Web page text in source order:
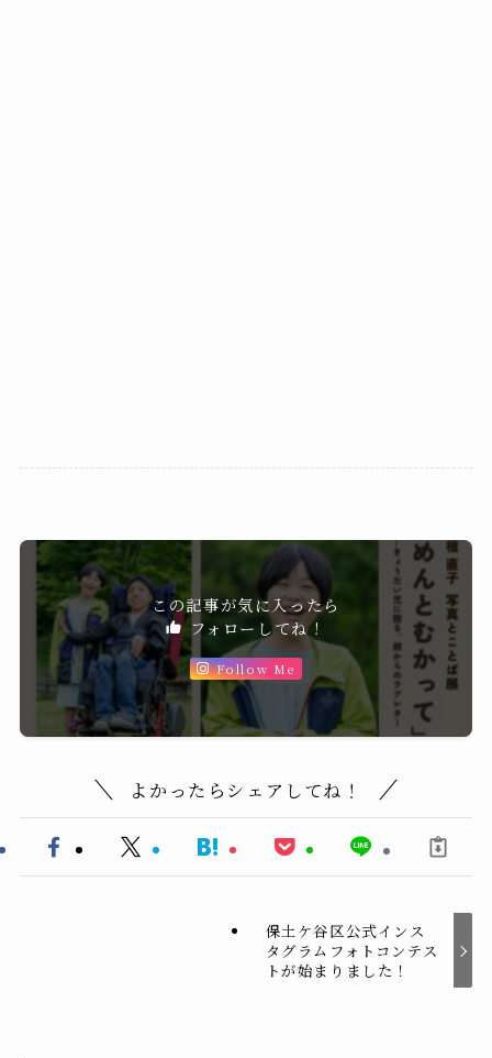
この記事が気に入ったら
フォローしてね！
Follow Me
よかったらシェアしてね！
保土ケ谷区公式インス
タグラムフォトコンテス
トが始まりました！